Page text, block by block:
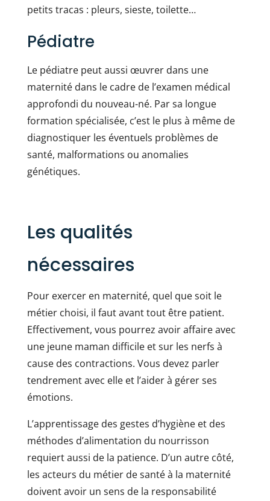
petits tracas : pleurs, sieste, toilette…
Pédiatre
Le pédiatre peut aussi œuvrer dans une
maternité dans le cadre de l’examen médical
approfondi du nouveau-né. Par sa longue
formation spécialisée, c’est le plus à même de
diagnostiquer les éventuels problèmes de
santé, malformations ou anomalies
génétiques.
Les qualités
nécessaires
Pour exercer en maternité, quel que soit le
métier choisi, il faut avant tout être patient.
Effectivement, vous pourrez avoir affaire avec
une jeune maman difficile et sur les nerfs à
cause des contractions. Vous devez parler
tendrement avec elle et l’aider à gérer ses
émotions.
L’apprentissage des gestes d’hygiène et des
méthodes d’alimentation du nourrisson
requiert aussi de la patience. D’un autre côté,
les acteurs du métier de santé à la maternité
doivent avoir un sens de la responsabilité